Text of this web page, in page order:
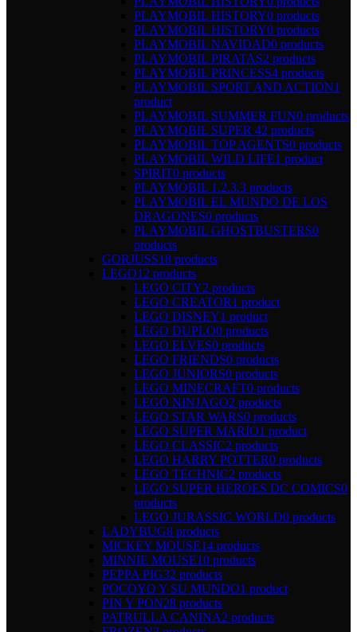
PLAYMOBIL HISTORY0 products
PLAYMOBIL HISTORY0 products
PLAYMOBIL NAVIDAD0 products
PLAYMOBIL PIRATAS2 products
PLAYMOBIL PRINCESS4 products
PLAYMOBIL SPORT AND ACTION1
product
PLAYMOBIL SUMMER FUN0 products
PLAYMOBIL SUPER 42 products
PLAYMOBIL TOP AGENTS0 products
PLAYMOBIL WILD LIFE1 product
SPIRIT0 products
PLAYMOBIL 1.2.3.3 products
PLAYMOBIL EL MUNDO DE LOS
DRAGONES0 products
PLAYMOBIL GHOSTBUSTERS0
products
GORJUSS18 products
LEGO12 products
LEGO CITY2 products
LEGO CREATOR1 product
LEGO DISNEY1 product
LEGO DUPLO0 products
LEGO ELVES0 products
LEGO FRIENDS0 products
LEGO JUNIORS0 products
LEGO MINECRAFT0 products
LEGO NINJAGO2 products
LEGO STAR WARS0 products
LEGO SUPER MARIO1 product
LEGO CLASSIC2 products
LEGO HARRY POTTER0 products
LEGO TECHNIC2 products
LEGO SUPER HEROES DC COMICS0
products
LEGO JURASSIC WORLD0 products
LADYBUG8 products
MICKEY MOUSE14 products
MINNIE MOUSE10 products
PEPPA PIG32 products
POCOYO Y SU MUNDO1 product
PIN Y PON28 products
PATRULLA CANINA2 products